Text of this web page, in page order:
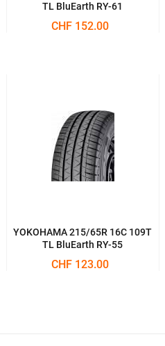
TL BluEarth RY-61
CHF 152.00
YOKOHAMA 215/65R 16C 109T
TL BluEarth RY-55
CHF 123.00